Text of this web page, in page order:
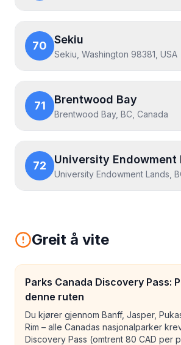
70 Sekiu
Sekiu, Washington 98381, USA
71 Brentwood Bay
Brentwood Bay, BC, Canada
72 University Endowment
University Endowment Lands,
Greit å vite
Parks Canada Discovery Pass:
denne ruten
Du kjører gjennom Banff, Jasper,
Rim – alle Canadas nasjonalparker
Discovery Pass (omtrent 80 CAD per